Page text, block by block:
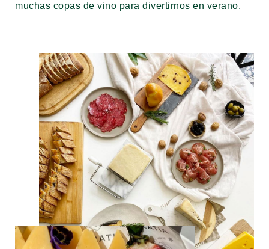
muchas copas de vino para divertirnos en verano.